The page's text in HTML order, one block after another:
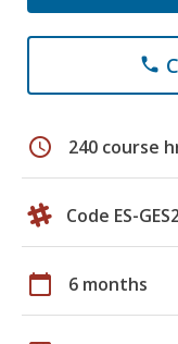
phone
schedule 240 course
Code ES-
calendar_today 6 months